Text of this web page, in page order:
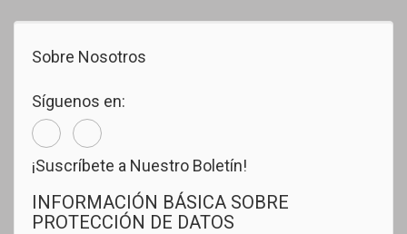
Sobre Nosotros
Síguenos en:
¡Suscríbete a Nuestro Boletín!
INFORMACIÓN BÁSICA SOBRE
PROTECCIÓN DE DATOS